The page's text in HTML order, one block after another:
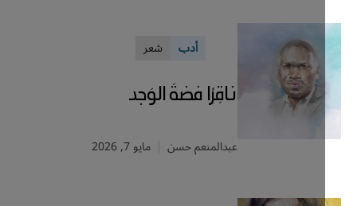
شعر
ناقِرًا فضةَ الوَجد
عبدالمنعم حسن مايو 7, 2026